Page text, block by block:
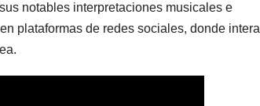
notables interpretaciones musicales e
plataformas de redes sociales, donde